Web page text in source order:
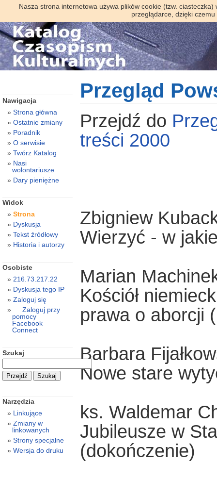
Nasza strona internetowa używa plików cookie (tzw.
przeglądarce, dzięki
Przegląd
Przejdź do
treści 2000
Zbigniew
Wierzyć - w
Marian
Kościół
prawa o aborcji
Barbara
Nowe stare
ks. Waldemar
Jubileusze w
(dokończenie)
Nawigacja
Strona główna
Ostatnie zmiany
Poradnik
O serwisie
Twórz Katalog
Nasi
wolontariusze
Dary pieniężne
Widok
Strona
Dyskusja
Tekst źródłowy
Historia i autorzy
Osobiste
216.73.217.22
Dyskusja tego IP
Zaloguj się
Zaloguj przy
pomocy
Facebook
Connect
Szukaj
Narzędzia
Linkujące
Zmiany w
linkowanych
Strony specjalne
Wersja do druku